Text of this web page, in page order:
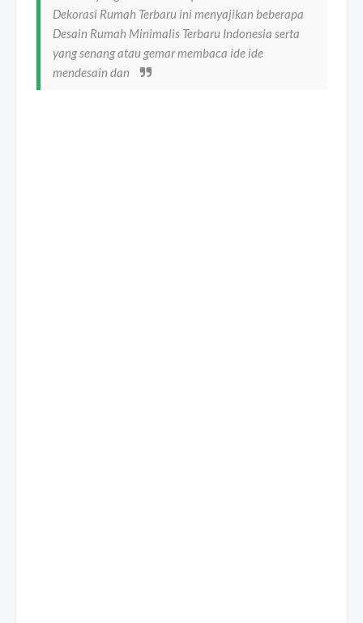
Dekorasi Rumah Terbaru ini menyajikan beberapa
Desain Rumah Minimalis Terbaru Indonesia serta
yang senang atau gemar membaca ide ide
mendesain dan